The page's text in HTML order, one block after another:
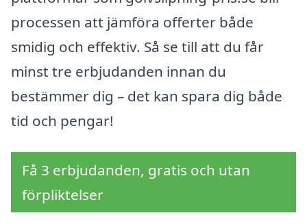
processen att jämföra offerter både
smidig och effektiv. Så se till att du får
minst tre erbjudanden innan du
bestämmer dig – det kan spara dig både
tid och pengar!
Få 3 erbjudanden, gratis och utan
förpliktelser